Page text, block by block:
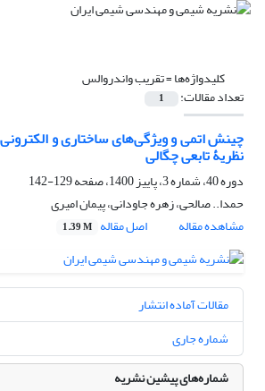
کلیدواژه‌ها =تقریب واندروالس
تعداد مقالات: 1
نظریۀ تابعی چگالی
دوره 40، شماره 3، پاییز 1400، صفحه
129-142
حمدا.. صالحی، زهره جاودانی، پیمان امیری
مشاهده مقاله
اصل مقاله 1.39 M
مقالات آماده انتشار
شماره جاری
شماره‌های پیشین نشریه